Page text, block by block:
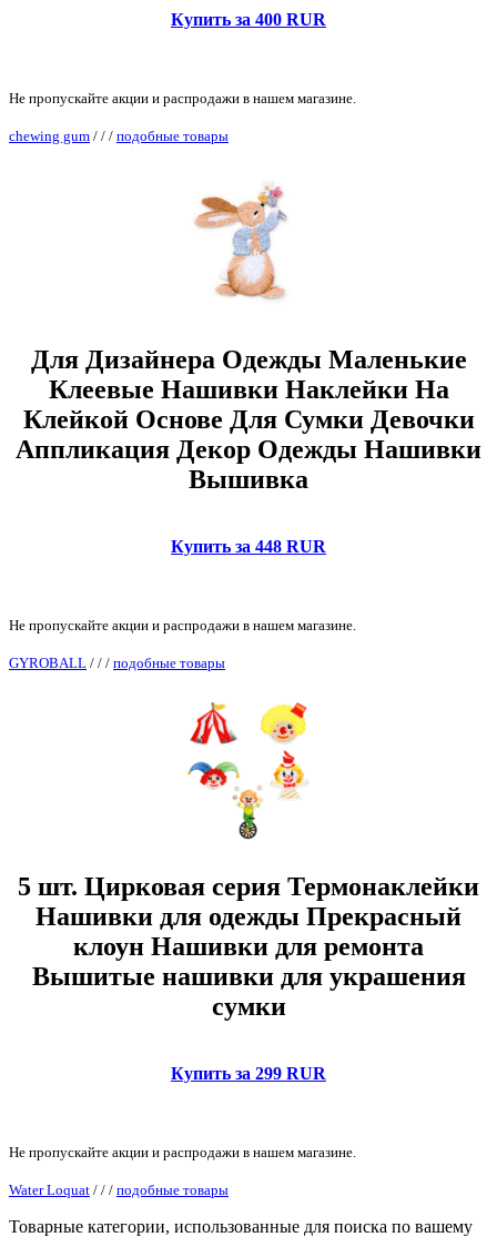
Купить за 400 RUR
Не пропускайте акции и распродажи в нашем магазине.
chewing gum / / / подобные товары
Для Дизайнера Одежды Маленькие
Клеевые Нашивки Наклейки На
Клейкой Основе Для Сумки Девочки
Аппликация Декор Одежды Нашивки
Вышивка
Купить за 448 RUR
Не пропускайте акции и распродажи в нашем магазине.
GYROBALL / / / подобные товары
5 шт. Цирковая серия Термонаклейки
Нашивки для одежды Прекрасный
клоун Нашивки для ремонта
Вышитые нашивки для украшения
сумки
Купить за 299 RUR
Не пропускайте акции и распродажи в нашем магазине.
Water Loquat / / / подобные товары
Товарные категории, использованные для поиска по вашему